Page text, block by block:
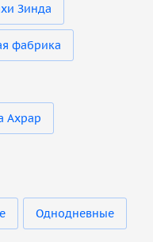
Зинда
фабрика
Ахрар
Однодневные